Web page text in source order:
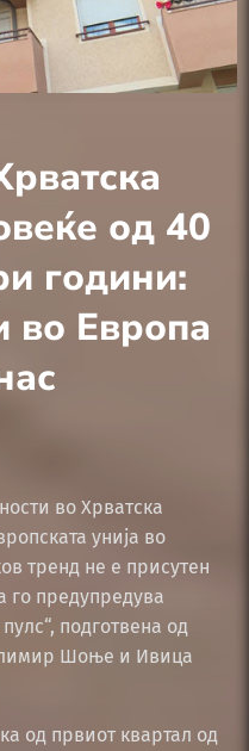
од 40
години:
во Европа
во Хрватска
унија во
тренд не е присутен
го предупредува
подготвена од
Шоње и Ивица
од првиот квартал од